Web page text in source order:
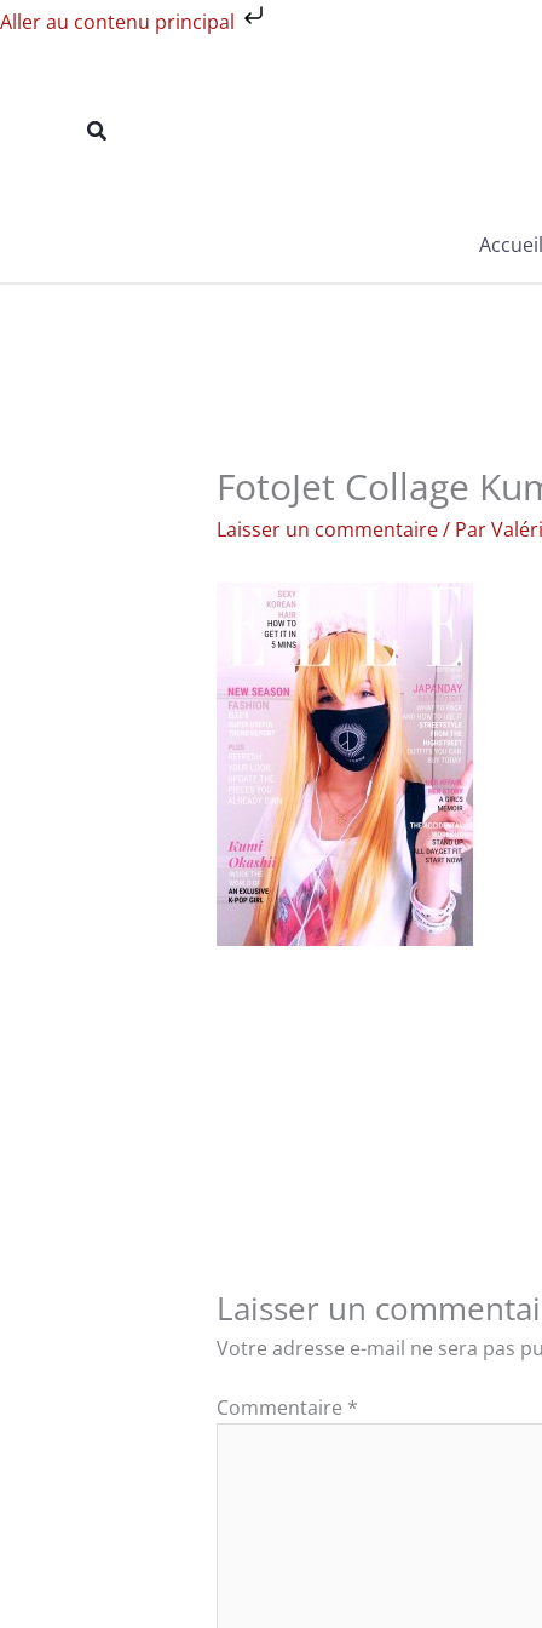
Aller au contenu principal
Aller
Rechercher
Accueil
FotoJet Collage
Laisser un commentaire/ Par
Laisser un
Votre adresse e-mail ne sera pas
Commentaire *